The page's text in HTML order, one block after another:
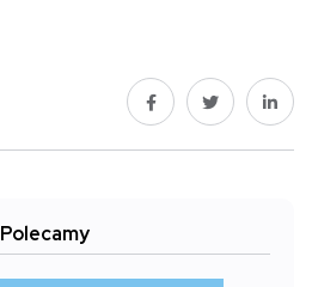
Polecamy